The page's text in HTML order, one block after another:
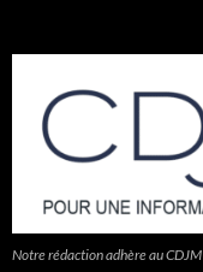
Notre rédaction adhère au CDJM